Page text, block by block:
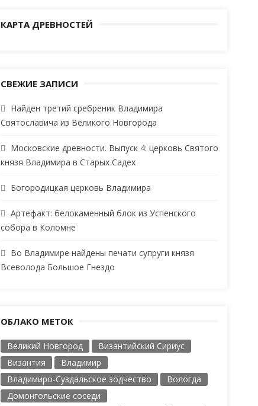
КАРТА ДРЕВНОСТЕЙ
СВЕЖИЕ ЗАПИСИ
Найден третий сребреник Владимира
Святославича из Великого Новгорода
Московские древности. Выпуск 4: церковь Святого
князя Владимира в Старых Садех
Богородицкая церковь Владимира
Артефакт: белокаменный блок из Успенского
собора в Коломне
Во Владимире найдены печати супруги князя
Всеволода Большое Гнездо
ОБЛАКО МЕТОК
Великий Новгород
Византийский Сириус
Византия
Владимир
Владимиро-Суздальское зодчество
Вологда
Домонгольские соседи